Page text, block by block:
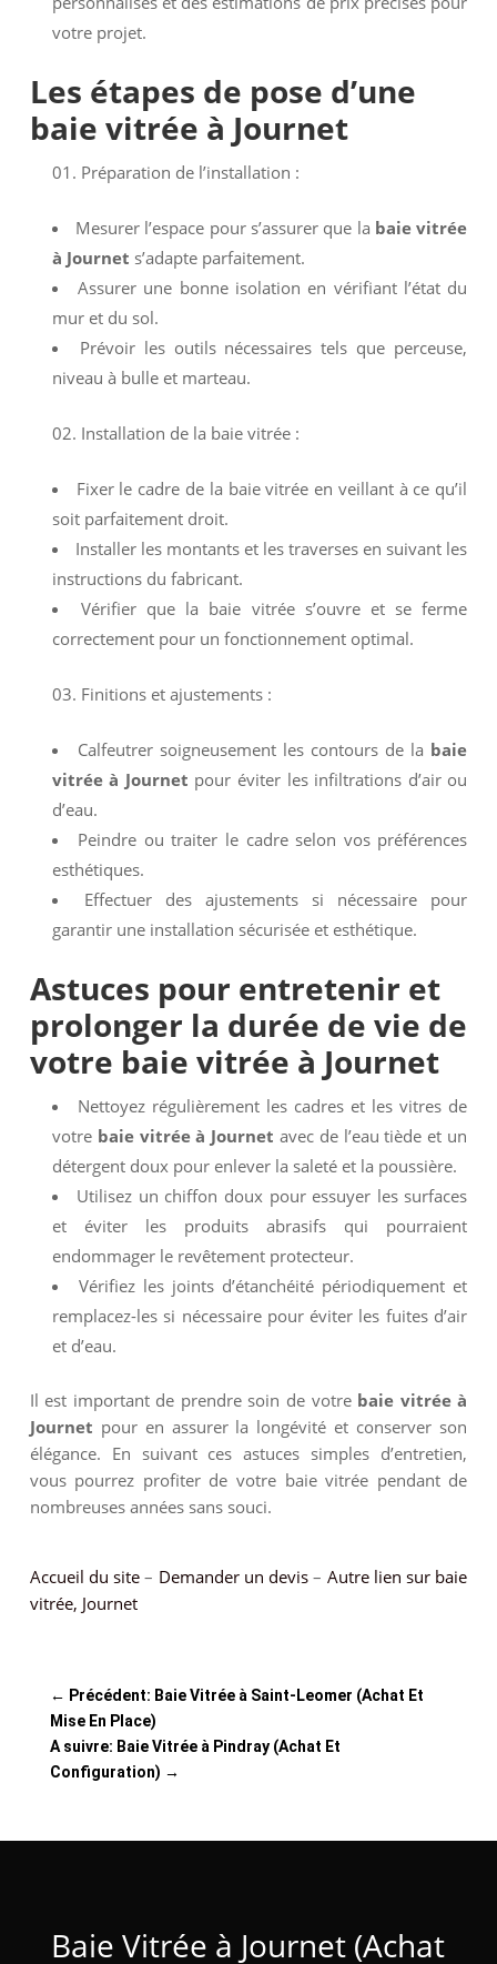
votre projet.
Les étapes de pose d’une
baie vitrée à Journet
Préparation de l’installation :
Mesurer l’espace pour s’assurer que la baie vitrée
à Journet s’adapte parfaitement.
Assurer une bonne isolation en vérifiant l’état du
mur et du sol.
Prévoir les outils nécessaires tels que perceuse,
niveau à bulle et marteau.
Installation de la baie vitrée :
Fixer le cadre de la baie vitrée en veillant à ce qu’il
soit parfaitement droit.
Installer les montants et les traverses en suivant les
instructions du fabricant.
Vérifier que la baie vitrée s’ouvre et se ferme
correctement pour un fonctionnement optimal.
Finitions et ajustements :
Calfeutrer soigneusement les contours de la baie
vitrée à Journet pour éviter les infiltrations d’air ou
d’eau.
Peindre ou traiter le cadre selon vos préférences
esthétiques.
Effectuer des ajustements si nécessaire pour
garantir une installation sécurisée et esthétique.
Astuces pour entretenir et
prolonger la durée de vie de
votre baie vitrée à Journet
Nettoyez régulièrement les cadres et les vitres de
votre baie vitrée à Journet avec de l’eau tiède et un
détergent doux pour enlever la saleté et la poussière.
Utilisez un chiffon doux pour essuyer les surfaces
et éviter les produits abrasifs qui pourraient
endommager le revêtement protecteur.
Vérifiez les joints d’étanchéité périodiquement et
remplacez-les si nécessaire pour éviter les fuites d’air
et d’eau.
Il est important de prendre soin de votre baie vitrée à
Journet pour en assurer la longévité et conserver son
élégance. En suivant ces astuces simples d’entretien,
vous pourrez profiter de votre baie vitrée pendant de
nombreuses années sans souci.
Accueil du site – Demander un devis – Autre lien sur baie
vitrée, Journet
← Précédent: Baie Vitrée à Saint-Leomer (Achat Et
Mise En Place)
A suivre: Baie Vitrée à Pindray (Achat Et
Configuration) →
Baie Vitrée à Journet (Achat